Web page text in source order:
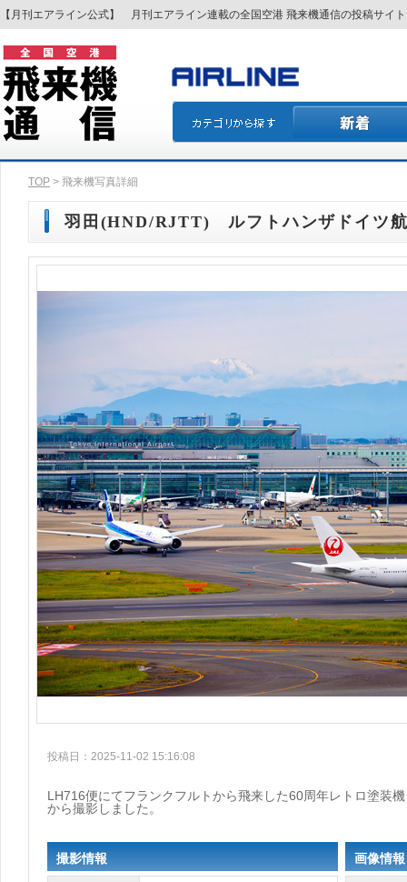
【月刊エアライン公式】 月刊エアライン連載の全国空港 飛来機通信の投稿サイ
TOP > 飛来機写真詳細
羽田(HND/RJTT) ルフトハンザドイツ
投稿日：2025-11-02 15:16:08
LH716便にてフランクフルトから飛来した60周年レトロ塗装
から撮影しました。
撮影情報 画像情報